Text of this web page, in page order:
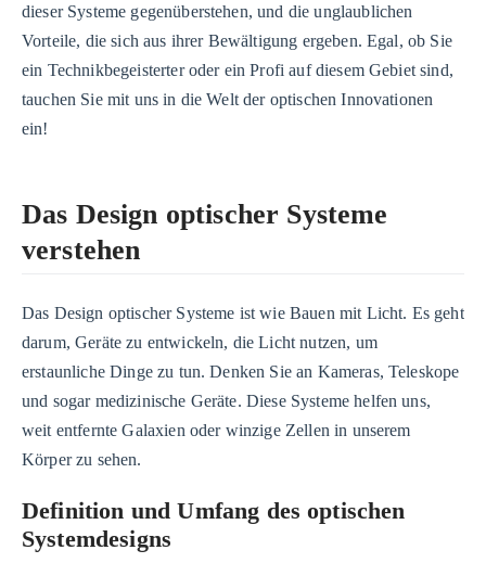
dieser Systeme gegenüberstehen, und die unglaublichen
Vorteile, die sich aus ihrer Bewältigung ergeben. Egal, ob Sie
ein Technikbegeisterter oder ein Profi auf diesem Gebiet sind,
tauchen Sie mit uns in die Welt der optischen Innovationen
ein!
Das Design optischer Systeme
verstehen
Das Design optischer Systeme ist wie Bauen mit Licht. Es geht
darum, Geräte zu entwickeln, die Licht nutzen, um
erstaunliche Dinge zu tun. Denken Sie an Kameras, Teleskope
und sogar medizinische Geräte. Diese Systeme helfen uns,
weit entfernte Galaxien oder winzige Zellen in unserem
Körper zu sehen.
Definition und Umfang des optischen
Systemdesigns